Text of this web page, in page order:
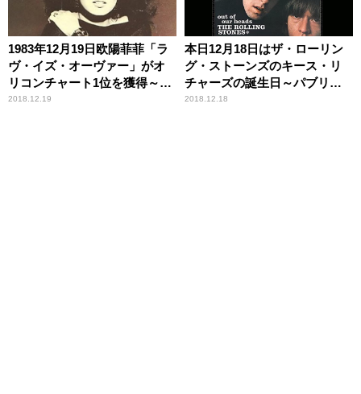
1983年12月19日欧陽菲菲「ラ
ヴ・イズ・オーヴァー」がオ
リコンチャート1位を獲得～発
売当初はB面だった！
2018.12.19
本日12月18日はザ・ローリン
グ・ストーンズのキース・リ
チャーズの誕生日～パブリッ
ク・イメージとは異なってい
2018.12.18